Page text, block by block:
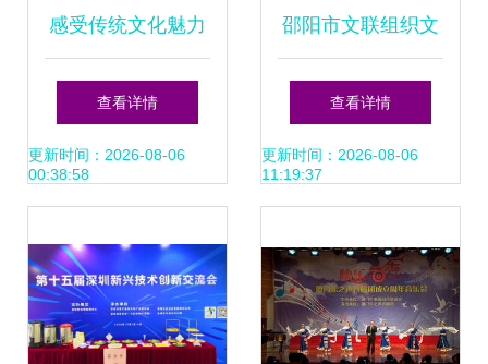
感受传统文化魅力
漳州一职校组织学
生参观创意剪纸作
查看详情
更新时间：2026-08-06
00:38:58
邵阳市文联组织文
艺家走进向阳小学
民族团结进步宣传
查看详情
更新时间：2026-08-06
11:19:37